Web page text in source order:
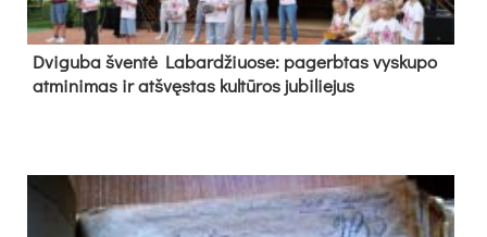
Dvi­gu­ba šven­tė La­bar­džiuo­se: pa­gerb­tas vys­ku­po
at­mi­ni­mas ir at­švęs­tas kul­tū­ros ju­bi­lie­jus